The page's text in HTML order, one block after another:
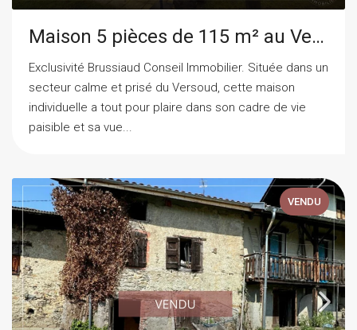
Maison 5 pièces de 115 m² au Versoud
Exclusivité Brussiaud Conseil Immobilier. Située dans un
secteur calme et prisé du Versoud, cette maison
individuelle a tout pour plaire dans son cadre de vie
paisible et sa vue...
VENDU